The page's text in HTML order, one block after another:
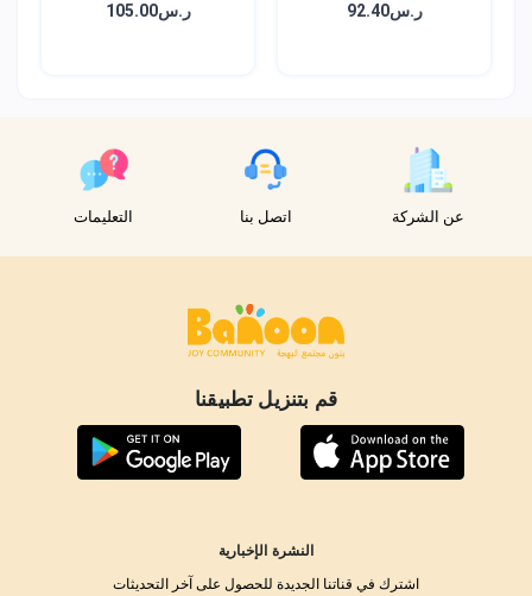
ر.س92.40 ر.س105.00
عن الشركة اتصل بنا التعليمات
قم بتنزيل تطبيقنا
النشرة الإخبارية
اشترك في قناتنا الجديدة للحصول على آخر التحديثات